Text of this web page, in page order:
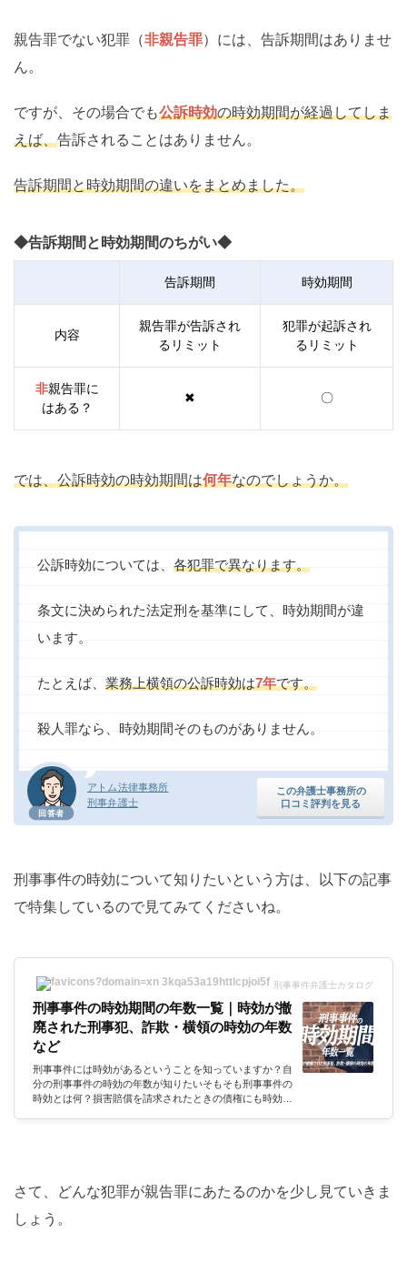
親告罪でない犯罪（非親告罪）には、告訴期間はありませ
ん。
ですが、その場合でも公訴時効の時効期間が経過してしま
えば、告訴されることはありません。
告訴期間と時効期間の違いをまとめました。
◆告訴期間と時効期間のちがい◆
告訴期間 時効期間
内容
親告罪が告訴され
るリミット
犯罪が起訴され
るリミット
非親告罪に
はある？
✖ 〇
では、公訴時効の時効期間は何年なのでしょうか。
回答者
アトム法律事務所
刑事弁護士
この弁護士事務所の
口コミ評判を見る
公訴時効については、 各犯罪で異なります。
条文に決められた法定刑を基準にして、時効期間が違
います。
たとえば、 業務上横領の公訴時効は7年です。
殺人罪なら、時効期間そのものがありません。
刑事事件の時効について知りたいという方は、以下の記事
で特集しているので見てみてくださいね。
刑事事件弁護士カタログ
刑事事件の時効期間の年数一覧｜時効が撤
廃された刑事犯、詐欺・横領の時効の年数
など
刑事事件には時効があるということを知っていますか？自
分の刑事事件の時効の年数が知りたいそもそも刑事事件の
時効とは何？損害賠償を請求されたときの債権にも時効は
います。刑事弁護の実務の視点から皆さんの気になるとこ
ろについて、解説していきます。...
さて、どんな犯罪が親告罪にあたるのかを少し見ていきま
しょう。